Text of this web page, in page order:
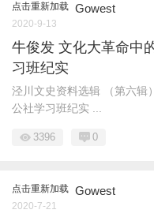
点击重新加载 Gowest
2020-9-13
牛俊发 文化大革命中
习班纪实
泾川文史资料选辑 （第六
公社学习班纪实 ...
3396 0
点击重新加载 Gowest
2020-7-21